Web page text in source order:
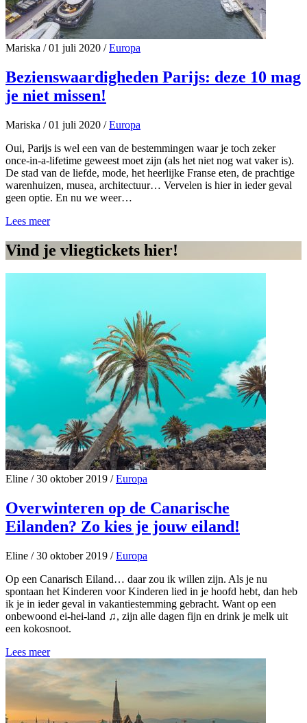
Mariska /01 juli 2020 / Europa
Bezienswaardigheden Parijs: deze 10 mag
je niet missen!
Mariska /01 juli 2020 / Europa
Oui, Parijs is wel een van de bestemmingen waar je toch zeker
once-in-a-lifetime geweest moet zijn (als het niet nog wat vaker is).
De stad van de liefde, mode, het heerlijke Franse eten, de prachtige
warenhuizen, musea, architectuur… Vervelen is hier in ieder geval
geen optie. En nu we weer…
Lees meer
Vind je vliegtickets hier!
Eline /30 oktober 2019 / Europa
Overwinteren op de Canarische
Eilanden? Zo kies je jouw eiland!
Eline /30 oktober 2019 / Europa
Op een Canarisch Eiland… daar zou ik willen zijn. Als je nu
spontaan het Kinderen voor Kinderen lied in je hoofd hebt, dan heb
ik je in ieder geval in vakantiestemming gebracht. Want op een
onbewoond ei-hei-land ♫, zijn alle dagen fijn en drink je melk uit
een kokosnoot.
Lees meer